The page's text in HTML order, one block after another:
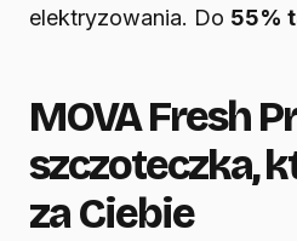
elektryzowania. Do 55%
MOVA Fresh
szczoteczka,
za Ciebie